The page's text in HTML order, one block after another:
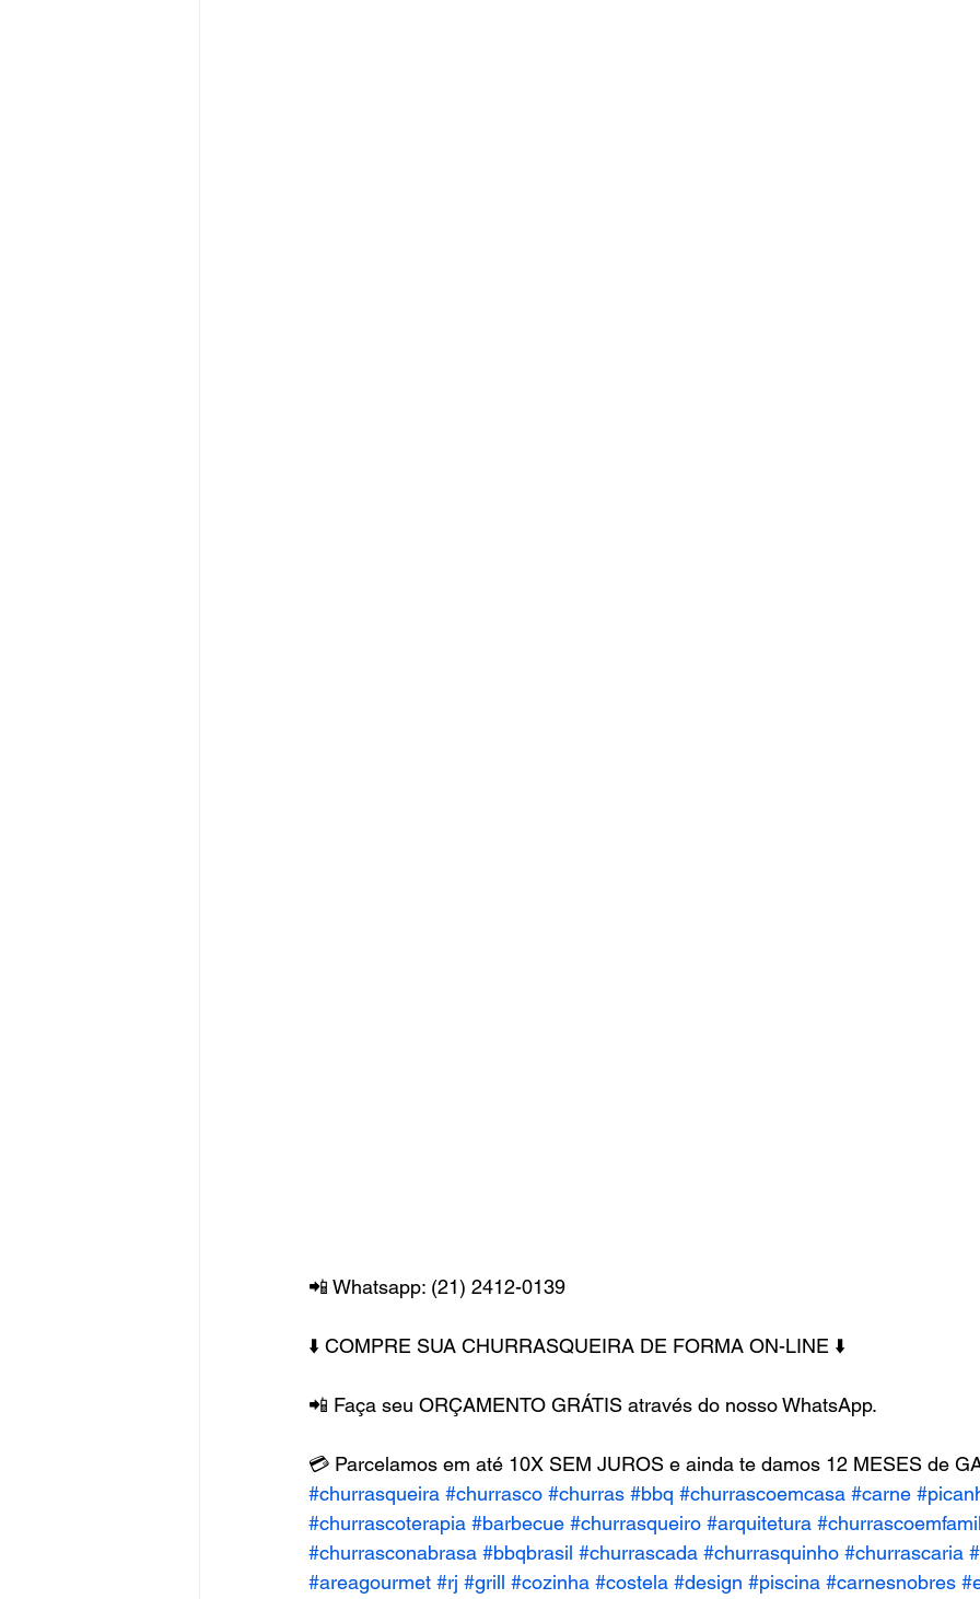
📲 Whatsapp: (21) 2412-0139
⬇️ COMPRE SUA CHURRASQUEIRA DE FORMA ON-LINE ⬇️
📲 Faça seu ORÇAMENTO GRÁTIS através do nosso WhatsApp.
💳 Parcelamos em até 10X SEM JUROS e ainda te damos 12 MESES de
#churrasqueira #churrasco #churras #bbq #churrascoemcasa #carne
#churrascoterapia #barbecue #churrasqueiro #arquitetura
#churrasconabrasa #bbqbrasil #churrascada #churrasquinho #churrascaria
#areagourmet #rj #grill #cozinha #costela #design #piscina #carnesnobres